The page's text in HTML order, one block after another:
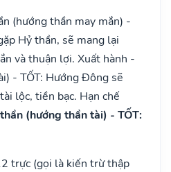
(hướng thần may mắn) -
Hỷ thần, sẽ mang lại
và thuận lợi. Xuất hành -
- TỐT: Hướng Đông sẽ
lộc, tiền bạc. Hạn chế
(hướng thần tài) - TỐT:
trực (gọi là kiến trừ thập